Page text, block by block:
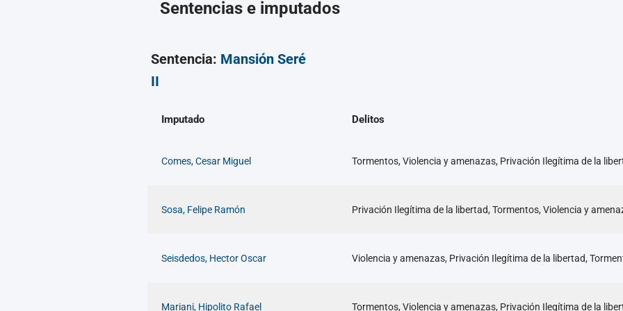
Sentencias e imputados
Sentencia: Mansión Seré
II
Imputado Delitos
Comes, Cesar Miguel Tormentos, Violencia y amenazas, Privación Ilegítima de la
Sosa, Felipe Ramón Privación Ilegítima de la libertad, Tormentos, Violencia y
Seisdedos, Hector Oscar Violencia y amenazas, Privación Ilegítima de la libertad,
Mariani, Hipolito Rafael Tormentos, Violencia y amenazas, Privación Ilegítima de la